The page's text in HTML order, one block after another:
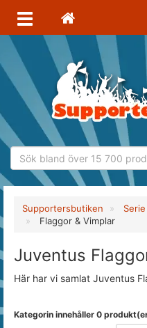
Supportersbutiken
Flaggor & Vimplar
Juventus
Här har vi samlat Juventus
Kategorin innehåller 0